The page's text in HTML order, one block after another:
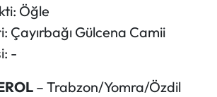
Öğle
Çayırbağı Gülcena Camii
-
– Trabzon/Yomra/Özdil